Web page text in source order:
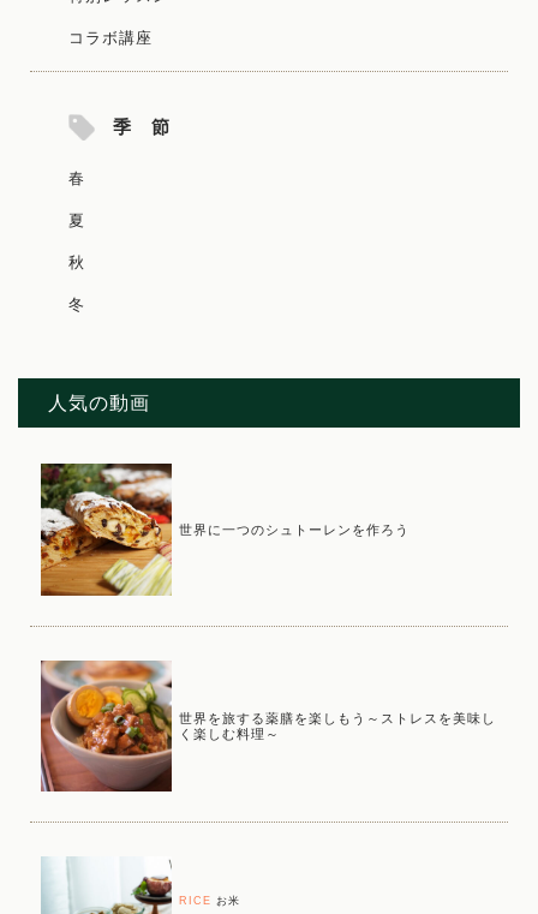
コラボ講座
季 節
春
夏
秋
冬
人気の動画
世界に一つのシュトーレンを作ろう
世界を旅する薬膳を楽しもう～ストレスを美味し
く楽しむ料理～
RICE お米